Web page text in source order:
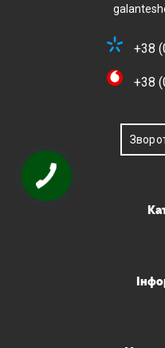
+38
+38